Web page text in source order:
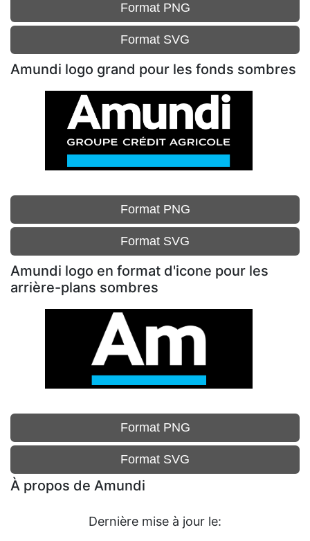
Format PNG
Format SVG
Amundi logo grand pour les fonds sombres
Format PNG
Format SVG
Amundi logo en format d'icone pour les
arrière-plans sombres
Format PNG
Format SVG
À propos de Amundi
Dernière mise à jour le: